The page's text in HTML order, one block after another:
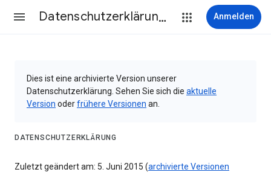
Datenschutzerklärung & Nutzungsbedingungen Anmelden
Dies ist eine archivierte Version unserer
Datenschutzerklärung. Sehen Sie sich die aktuelle
Version oderfrühere Versionen an.
DATENSCHUTZERKLÄRUNG
Zuletzt geändert am: 5. Juni 2015 (archivierte Versionen